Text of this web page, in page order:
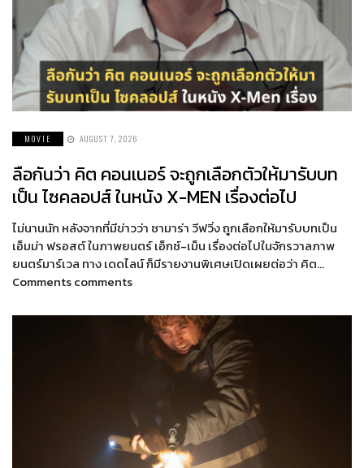
MOVIE AUGUST 7, 2026
ลือกันว่า คิต คอนเนอร์ จะถูกเลือกตัวให้มารับบท
เป็น ไซคลอปส์ ในหนัง X-MEN เรื่องต่อไป
ไม่นานนัก หลังจากที่มีข่าวว่า ซามาร่า วีฟวิ่ง ถูกเลือกให้มารับบทเป็น
เอ็มม่า ฟรอสต์ ในภาพยนตร์ เอ็กซ์-เม็น เรื่องต่อไปในจักรวาลภาพ
ยนตร์มาร์เวล ทาง เดดไลน์ ก็มีรายงานพิเศษเปิดเผยต่อว่า คิต…
Comments comments